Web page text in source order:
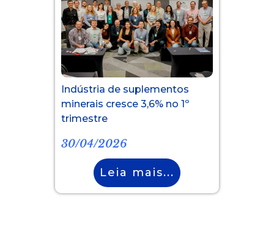
Indústria de suplementos
minerais cresce 3,6% no 1º
trimestre
30/04/2026
Leia mais...